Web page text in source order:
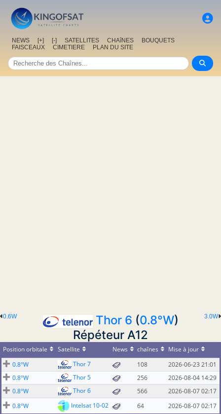
NEWS [+] [-] SATELLITES CHAîNES
BOUQUETS
FAISCEAUX
CIMETIERE PLAN DU SITE
3.0W
0.6W Thor 6 (0.8°W)
Répéteur A12
Position orbitale Satellite News chaînes
Mise à jour
0.8°W
Thor 7 108
2026-06-23 21:01
0.8°W
Thor 5 256
2026-08-04 14:29
0.8°W
Thor 6 566
2026-08-07 02:17
0.8°W
Intelsat 10-02 64 2026-08-07 02:17